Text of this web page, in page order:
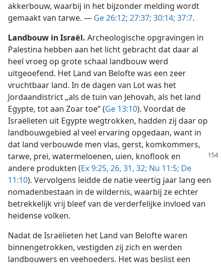
akkerbouw, waarbij in het bijzonder melding wordt
gemaakt van tarwe. — Ge 26:12; 27:37; 30:14; 37:7.
Landbouw in Israël. Archeologische opgravingen in
Palestina hebben aan het licht gebracht dat daar al
heel vroeg op grote schaal landbouw werd
uitgeoefend. Het Land van Belofte was een zeer
vruchtbaar land. In de dagen van Lot was het
Jordaandistrict „als de tuin van Jehovah, als het land
Egypte, tot aan Zoar toe” (Ge 13:10). Voordat de
Israëlieten uit Egypte wegtrokken, hadden zij daar op
landbouwgebied al veel ervaring opgedaan, want in
dat land verbouwde men vlas, gerst, komkommers,
tarwe, prei, watermeloenen, uien, knoflook en
andere produkten (Ex 9:25, 26, 31, 32; Nu 11:5; De
11:10). Vervolgens leidde de natie veertig jaar lang een
nomadenbestaan in de wildernis, waarbij ze echter
betrekkelijk vrij bleef van de verderfelijke invloed van
heidense volken.
Nadat de Israëlieten het Land van Belofte waren
binnengetrokken, vestigden zij zich en werden
landbouwers en veehoeders. Het was beslist een